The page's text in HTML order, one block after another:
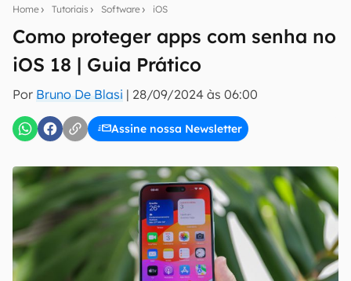
Home Tutoriais Software iOS
Como proteger apps com senha no
iOS 18 | Guia Prático
Por Bruno De Blasi | 28/09/2024 às 06:00
Assine nossa Newsletter
inscreva-se
Uso e Política de Privacidade do Canaltech.